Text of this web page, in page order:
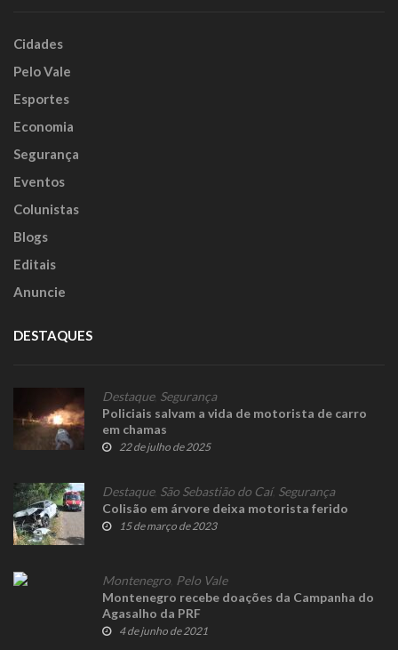
Cidades
Pelo Vale
Esportes
Economia
Segurança
Eventos
Colunistas
Blogs
Editais
Anuncie
DESTAQUES
Destaque, Segurança
Policiais salvam a vida de motorista de carro
em chamas
22 de julho de 2025
Destaque, São Sebastião do Caí, Segurança
Colisão em árvore deixa motorista ferido
15 de março de 2023
Montenegro Pelo Vale
Montenegro recebe doações da Campanha do
Agasalho da PRF
4 de junho de 2021